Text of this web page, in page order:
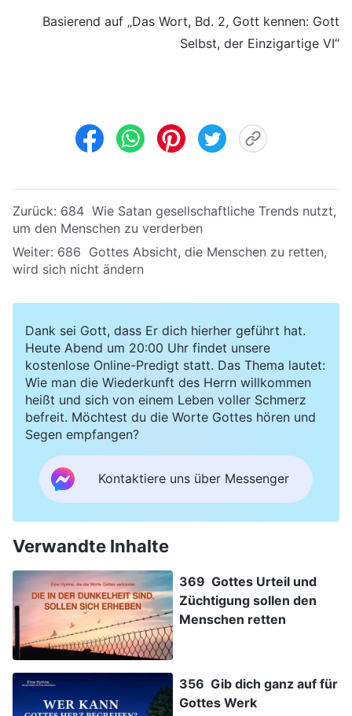
Basierend auf „Das Wort, Bd. 2, Gott kennen: Gott
Selbst, der Einzigartige VI“
Zurück: 684 Wie Satan gesellschaftliche Trends nutzt,
um den Menschen zu verderben
Weiter: 686 Gottes Absicht, die Menschen zu retten,
wird sich nicht ändern
Dank sei Gott, dass Er dich hierher geführt hat.
Heute Abend um 20:00 Uhr findet unsere
kostenlose Online-Predigt statt. Das Thema lautet:
Wie man die Wiederkunft des Herrn willkommen
heißt und sich von einem Leben voller Schmerz
befreit. Möchtest du die Worte Gottes hören und
Segen empfangen?
Kontaktiere uns über Messenger
Verwandte Inhalte
369 Gottes Urteil und
Züchtigung sollen den
Menschen retten
356 Gib dich ganz auf für
Gottes Werk